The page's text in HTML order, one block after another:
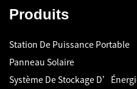
Produits
Station De Puissance Portable
Panneau Solaire
Système De Stockage